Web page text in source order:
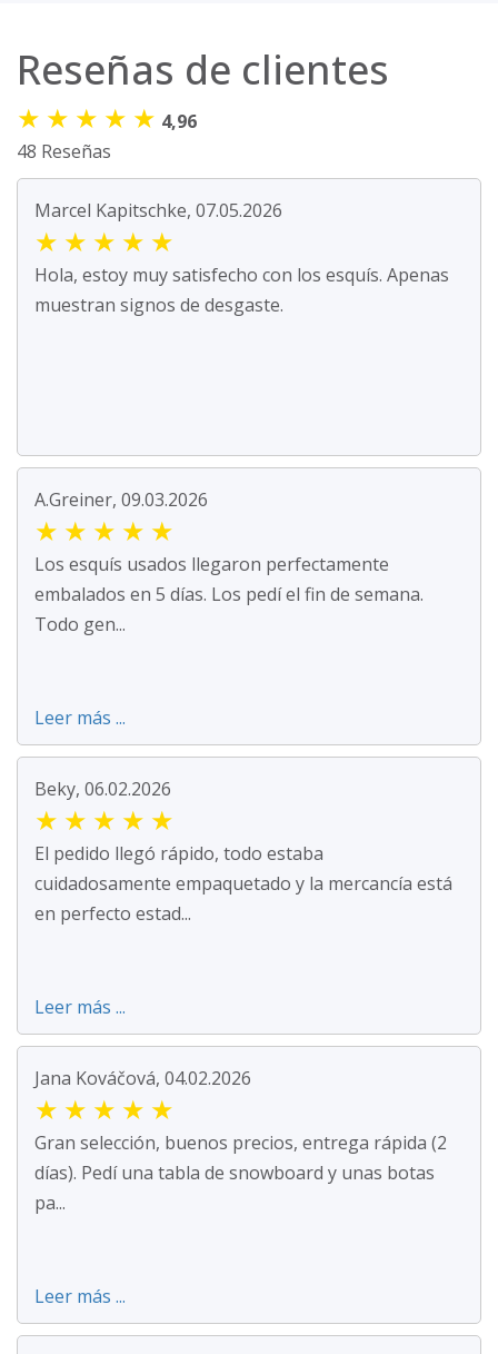
Reseñas de clientes
★ ★ ★ ★ ★ 4,96
48 Reseñas
Marcel Kapitschke, 07.05.2026
★ ★ ★ ★ ★
Hola, estoy muy satisfecho con los esquís. Apenas
muestran signos de desgaste.
A.Greiner, 09.03.2026
★ ★ ★ ★ ★
Los esquís usados llegaron perfectamente
embalados en 5 días. Los pedí el fin de semana.
Todo gen...
Leer más ...
Beky, 06.02.2026
★ ★ ★ ★ ★
El pedido llegó rápido, todo estaba
cuidadosamente empaquetado y la mercancía está
en perfecto estad...
Leer más ...
Jana Kováčová, 04.02.2026
★ ★ ★ ★ ★
Gran selección, buenos precios, entrega rápida (2
días). Pedí una tabla de snowboard y unas botas
pa...
Leer más ...